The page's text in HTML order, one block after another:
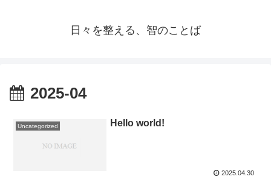
日々を整える、智のことば
2025-04
Uncategorized Hello world!
2025.04.30